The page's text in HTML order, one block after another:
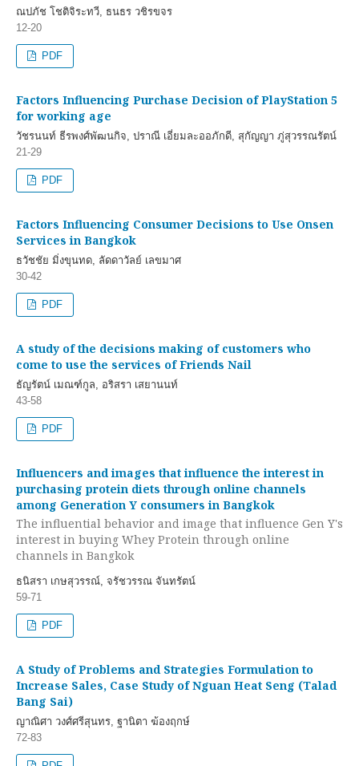
ณปภัช โชติจิระทวี, ธนธร วชิรขจร
12-20
PDF
Factors Influencing Purchase Decision of PlayStation 5
for working age
วัชรนนท์ ธีรพงศ์พัฒนกิจ, ปราณี เอี่ยมละออภักดี, สุกัญญา ภู่สุวรรณรัตน์
21-29
PDF
Factors Influencing Consumer Decisions to Use Onsen
Services in Bangkok
ธวัชชัย มิ่งขุนทด, ลัดดาวัลย์ เลขมาศ
30-42
PDF
A study of the decisions making of customers who
come to use the services of Friends Nail
ธัญรัตน์ เมณฑ์กูล, อริสรา เสยานนท์
43-58
PDF
Influencers and images that influence the interest in
purchasing protein diets through online channels
among Generation Y consumers in Bangkok
The influential behavior and image that influence Gen Y's
interest in buying Whey Protein through online
channels in Bangkok
ธนิสรา เกษสุวรรณ์, จรัชวรรณ จันทรัตน์
59-71
PDF
A Study of Problems and Strategies Formulation to
Increase Sales, Case Study of Nguan Heat Seng (Talad
Bang Sai)
ญาณิศา วงศ์ศรีสุนทร, ฐานิตา ฆ้องฤกษ์
72-83